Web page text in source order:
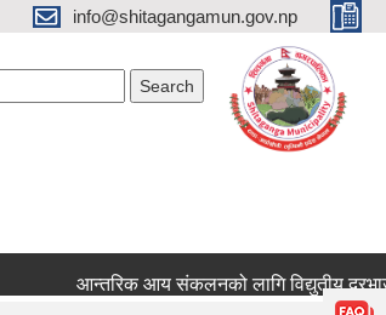
info@shitagangamun.gov.np
आन्तरिक आय संकलनको लागि विद्युतीय